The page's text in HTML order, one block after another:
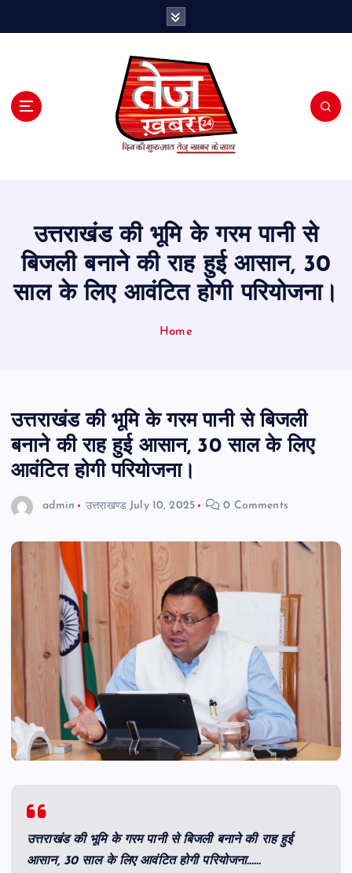
उत्तराखंड की भूमि के गरम पानी से
बिजली बनाने की राह हुई आसान, 30
साल के लिए आवंटित होगी परियोजना।
Home
उत्तराखंड की भूमि के गरम पानी से बिजली
बनाने की राह हुई आसान, 30 साल के लिए
आवंटित होगी परियोजना।
admin उत्तराखण्ड July 10, 2025 0 Comments
उत्तराखंड की भूमि के गरम पानी से बिजली बनाने की राह हुई
आसान, 30 साल के लिए आवंटित होगी परियोजना……